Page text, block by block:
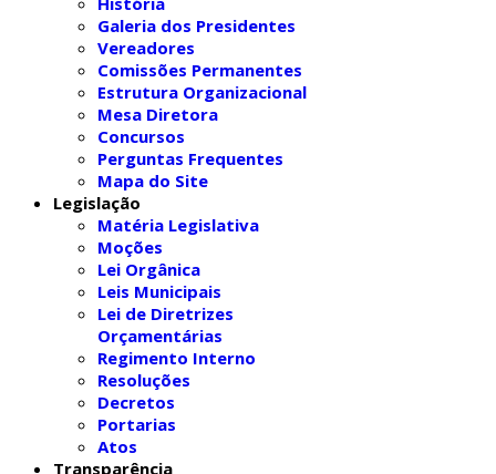
Galeria dos Presidentes
Vereadores
Comissões Permanentes
Estrutura Organizacional
Mesa Diretora
Concursos
Perguntas Frequentes
Mapa do Site
Legislação
Matéria Legislativa
Moções
Lei Orgânica
Leis Municipais
Lei de Diretrizes
Orçamentárias
Regimento Interno
Resoluções
Decretos
Portarias
Atos
Transparência